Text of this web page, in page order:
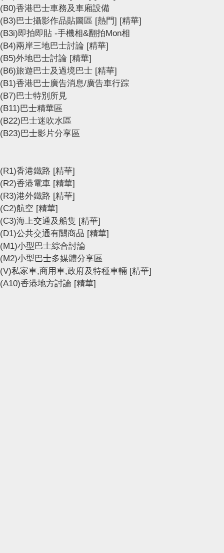
(B0)香港巴士車務及車廂設備
(B3)巴士攝影作品貼圖區 [熱門] [精華]
(B3i)即拍即貼 -手機相&翻拍Mon相
(B4)兩岸三地巴士討論 [精華]
(B5)外地巴士討論 [精華]
(B6)旅遊巴士及過境巴士 [精華]
(B1)香港巴士廣告消息/廣告車行踪
(B7)巴士特別所見
(B11)巴士精華區
(B22)巴士迷吹水區
(B23)巴士影片分享區
(R1)香港鐵路 [精華]
(R2)香港電車 [精華]
(R3)港外鐵路 [精華]
(C2)航空 [精華]
(C3)海上交通及船隻 [精華]
(D1)公共交通有關商品 [精華]
(M1)小型巴士綜合討論
(M2)小型巴士多媒體分享區
(V)私家車,商用車,政府及特種車輛 [精華]
(A10)香港地方討論 [精華]